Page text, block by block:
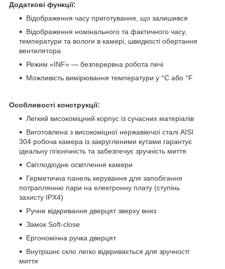
Додаткові функції:
Відображення часу приготування, що залишився
Відображення номінального та фактичного часу,
температури та вологи в камері, швидкості обертання
вентилятора
Режим «INF» — безперервна робота печі
Можливість вимірювання температури у °C або °F
Особливості конструкції:
Легкий високоміцний корпус із сучасних матеріалів
Виготовлена з високоміцної нержавіючої сталі AISI
304 робоча камера із закругленими кутами гарантує
ідеальну гігієнічність та забезпечує зручність миття
Світлодіодне освітлення камери
Герметична панель керування для запобігання
потраплянню пари на електронну плату (ступінь
захисту IPX4)
Ручне відкривання дверцят зверху вниз
Замок Soft-close
Ергономічна ручка дверцят
Внутрішнє скло легко відкривається для зручності
миття